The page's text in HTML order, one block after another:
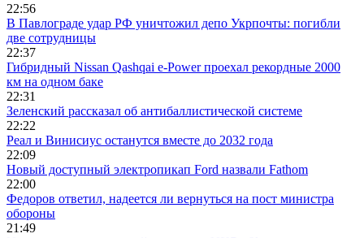
22:56
В Павлограде удар РФ уничтожил депо Укрпочты: погибли
две сотрудницы
22:37
Гибридный Nissan Qashqai e-Power проехал рекордные 2000
км на одном баке
22:31
Зеленский рассказал об антибаллистической системе
22:22
Реал и Винисиус останутся вместе до 2032 года
22:09
Новый доступный электропикап Ford назвали Fathom
22:00
Федоров ответил, надеется ли вернуться на пост министра
обороны
21:49